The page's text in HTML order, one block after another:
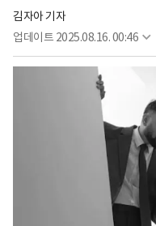
김자아 기자
업데이트 2025.08.16. 00:46